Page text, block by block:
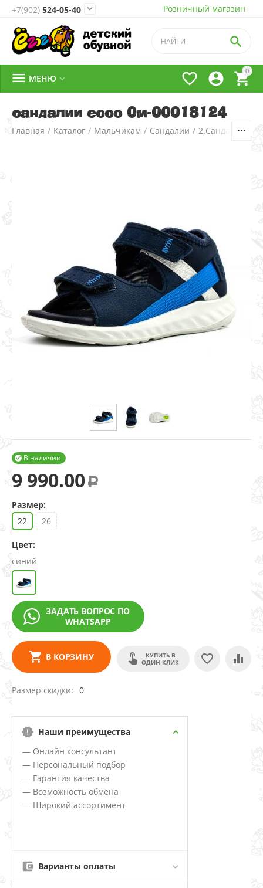
Розничный магазин
+7(902) 524-05-40 
0




 МЕНЮ 
сандалии ecco 0м-00018124
Главная / Каталог / Мальчикам / Сандалии / 2.Сандалии д/м
В наличии

9 990.00 Р
Размер:
22
26
Цвет:
синий
ЗАДАТЬ ВОПРОС ПО
WHATSAPP
В КОРЗИНУ
КУПИТЬ В
ОДИН КЛИК
Размер скидки 0
Наши преимущества
— Онлайн консультант
— Персональный подбор
— Гарантия качества
— Возможность обмена
— Широкий ассортимент
Варианты оплаты